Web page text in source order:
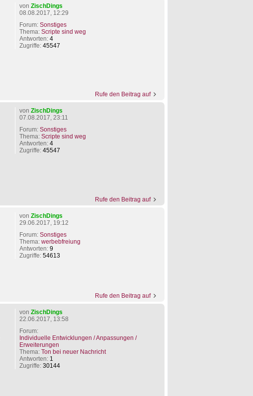
von ZischDings
08.08.2017, 12:29
Forum: Sonstiges
Thema: Scripte sind weg
Antworten: 4
Zugriffe: 45547
Rufe den Beitrag auf
von ZischDings
07.08.2017, 23:11
Forum: Sonstiges
Thema: Scripte sind weg
Antworten: 4
Zugriffe: 45547
Rufe den Beitrag auf
von ZischDings
29.06.2017, 19:12
Forum: Sonstiges
Thema: werbebfreiung
Antworten: 9
Zugriffe: 54613
Rufe den Beitrag auf
von ZischDings
22.06.2017, 13:58
Forum:
Individuelle Entwicklungen / Anpassungen /
Erweiterungen
Thema: Ton bei neuer Nachricht
Antworten: 1
Zugriffe: 30144